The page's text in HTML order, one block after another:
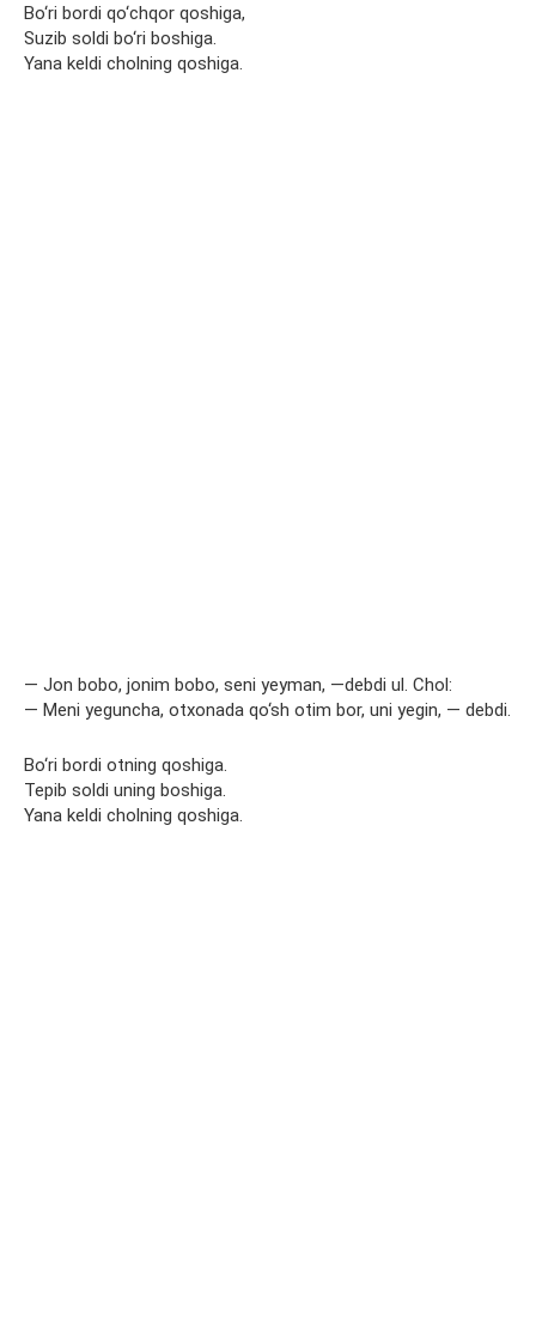
Bo‘ri bordi qo‘chqor qoshiga,
Suzib soldi bo‘ri boshiga.
Yana keldi cholning qoshiga.
— Jon bobo, jonim bobo, seni yeyman, —debdi ul. Chol:
— Meni yeguncha, otxonada qo‘sh otim bor, uni yegin, — debdi.
Bo‘ri bordi otning qoshiga.
Tepib soldi uning boshiga.
Yana keldi cholning qoshiga.